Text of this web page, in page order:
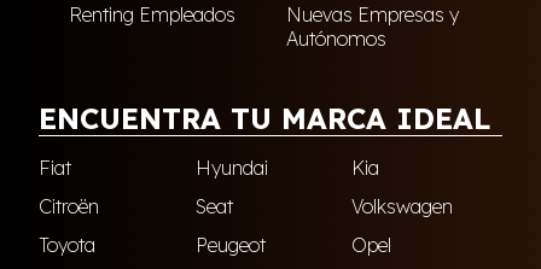
Renting Empleados
Nuevas Empresas y
Autónomos
ENCUENTRA TU MARCA IDEAL
Fiat Hyundai
Kia
Citroën
Seat
Volkswagen
Toyota
Peugeot
Opel